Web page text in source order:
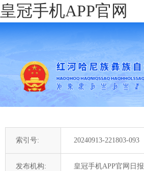
皇冠手机APP官网
索引号: 20240913-221803-093
发布机构: 皇冠手机APP官网日报